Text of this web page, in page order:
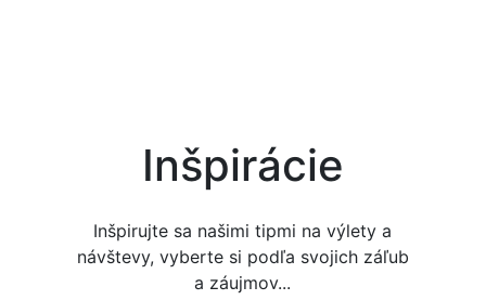
Inšpirácie
Inšpirujte sa našimi tipmi na výlety a
návštevy, vyberte si podľa svojich záľub
a záujmov...